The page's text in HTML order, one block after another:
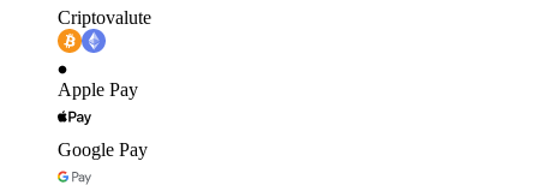
Criptovalute
Apple Pay
Google Pay